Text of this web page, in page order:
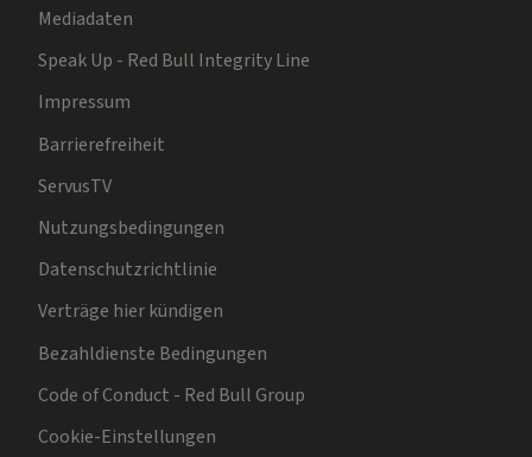
Mediadaten
Speak Up - Red Bull Integrity Line
Impressum
Barrierefreiheit
ServusTV
Nutzungsbedingungen
Datenschutzrichtlinie
Verträge hier kündigen
Bezahldienste Bedingungen
Code of Conduct - Red Bull Group
Cookie-Einstellungen